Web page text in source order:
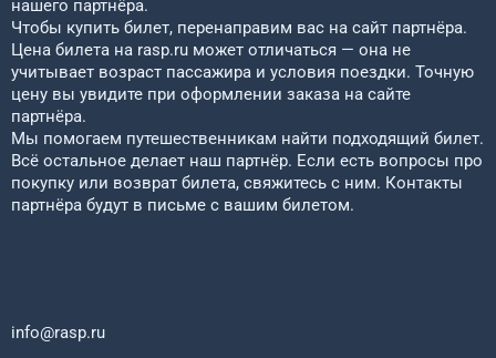
нашего партнёра.
Чтобы купить билет, перенаправим вас на сайт партнёра.
Цена билета на rasp.ru может отличаться — она не
учитывает возраст пассажира и условия поездки. Точную
цену вы увидите при оформлении заказа на сайте
партнёра.
Мы помогаем путешественникам найти подходящий билет.
Всё остальное делает наш партнёр. Если есть вопросы про
покупку или возврат билета, свяжитесь с ним. Контакты
партнёра будут в письме с вашим билетом.
info@rasp.ru